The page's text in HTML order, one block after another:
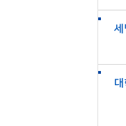
예산공고
국내대학
논문집 검색
산학협력단
도심관광활
제천시어
세
대